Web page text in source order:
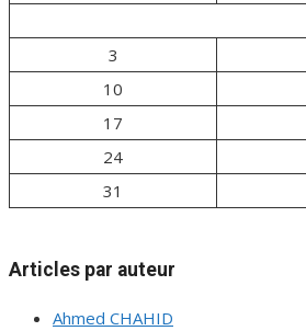
3
10
17
24
31
Articles par auteur
Ahmed CHAHID